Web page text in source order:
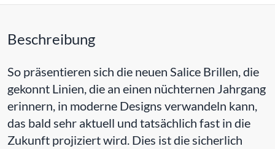
Beschreibung
So präsentieren sich die neuen Salice Brillen, die
gekonnt Linien, die an einen nüchternen Jahrgang
erinnern, in moderne Designs verwandeln kann,
das bald sehr aktuell und tatsächlich fast in die
Zukunft projiziert wird. Dies ist die sicherlich